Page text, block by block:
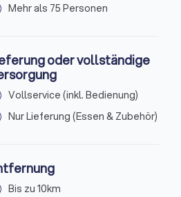
Mehr als 75 Personen
oder vollständige
Vollservice (inkl. Bedienung)
Nur Lieferung (Essen & Zubehör)
Bis zu 10km